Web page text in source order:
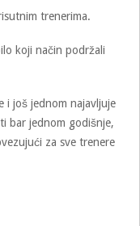
trenerima.
koji način podržali
i još jednom najavljuje
bar jednom godišnje,
za sve trenere